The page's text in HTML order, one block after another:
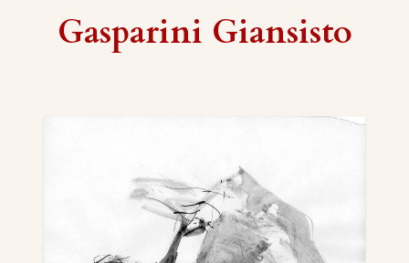
Gasparini Giansisto